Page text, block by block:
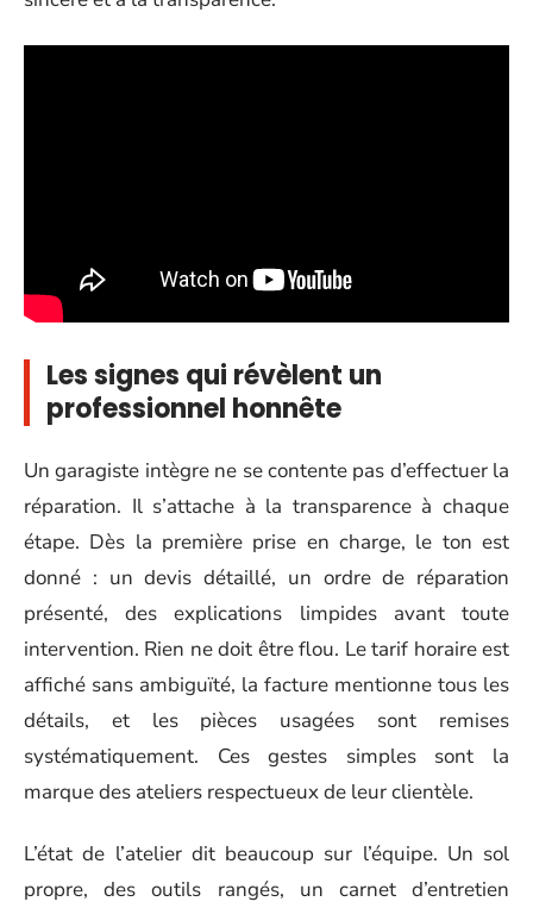
Les signes qui révèlent un
professionnel honnête
Un garagiste intègre ne se contente pas d’effectuer la
réparation. Il s’attache à la transparence à chaque
étape. Dès la première prise en charge, le ton est
donné : un devis détaillé, un ordre de réparation
présenté, des explications limpides avant toute
intervention. Rien ne doit être flou. Le tarif horaire est
affiché sans ambiguïté, la facture mentionne tous les
détails, et les pièces usagées sont remises
systématiquement. Ces gestes simples sont la
marque des ateliers respectueux de leur clientèle.
L’état de l’atelier dit beaucoup sur l’équipe. Un sol
propre, des outils rangés, un carnet d’entretien